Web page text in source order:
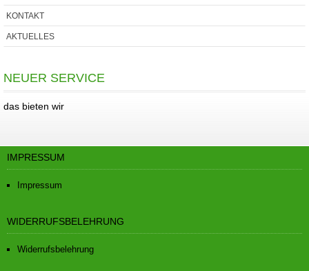
KONTAKT
AKTUELLES
NEUER SERVICE
das bieten wir
IMPRESSUM
Impressum
WIDERRUFSBELEHRUNG
Widerrufsbelehrung